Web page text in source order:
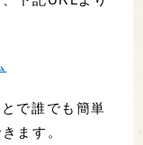
で誰でも簡単
ます。